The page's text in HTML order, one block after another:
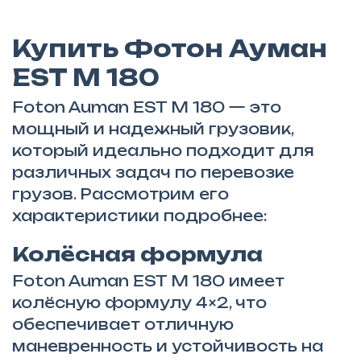
Купить Фотон Ауман
EST M 180
Foton Auman EST M 180 — это
мощный и надежный грузовик,
который идеально подходит для
различных задач по перевозке
грузов. Рассмотрим его
характеристики подробнее:
Колёсная формула
Foton Auman EST M 180 имеет
колёсную формулу 4×2, что
обеспечивает отличную
маневренность и устойчивость на